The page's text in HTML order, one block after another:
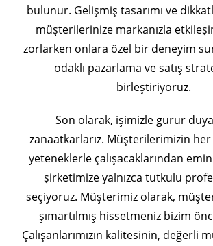
bulunur. Gelişmiş tasarımı ve
müşterilerinize markanızla
zorlarken onlara özel bir deneyim
odaklı pazarlama ve satış
birleştiriyoruz.
Son olarak, işimizle gurur
zanaatkarlarız. Müşterilerimizin
yeteneklerle çalışacaklarından
şirketimize yalnızca tutkulu
seçiyoruz. Müşterimiz olarak,
şımartılmış hissetmeniz bizim
Çalışanlarımızın kalitesinin, değerli